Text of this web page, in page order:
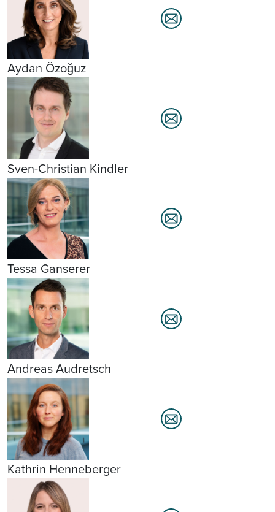
Aydan Özoğuz
Sven-Christian Kindler
Tessa Ganserer
Andreas Audretsch
Kathrin Henneberger